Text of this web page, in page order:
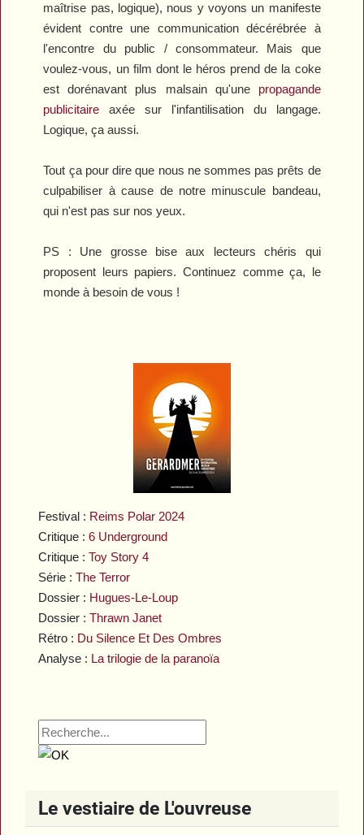
Festival : Reims Polar 2024
Critique :6 Underground
Critique :Toy Story 4
Série :The Terror
Dossier : Hugues-Le-Loup
Dossier :Thrawn Janet
Rétro : Du Silence Et Des Ombres
Analyse : La trilogie de la paranoïa
Le vestiaire de L'ouvreuse
maîtrise pas, logique), nous y voyons un manifeste
évident contre une communication décérébrée à
l'encontre du public / consommateur. Mais que
voulez-vous, un film dont le héros prend de la coke
est dorénavant plus malsain qu'une propagande
publicitaire axée sur l'infantilisation du langage.
Logique, ça aussi.
Tout ça pour dire que nous ne sommes pas prêts de
culpabiliser à cause de notre minuscule bandeau,
qui n'est pas sur nos yeux.
PS : Une grosse bise aux lecteurs chéris qui
proposent leurs papiers. Continuez comme ça, le
monde à besoin de vous !